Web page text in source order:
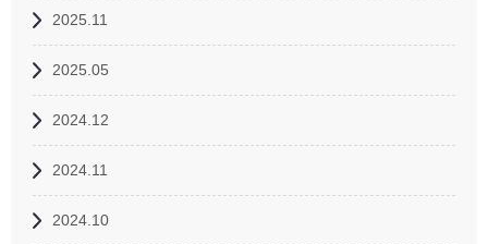
2025.11
2025.05
2024.12
2024.11
2024.10